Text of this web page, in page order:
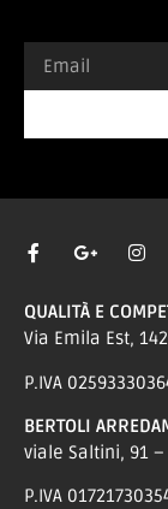
QUALITÀ E
Via Emila Est,
P.IVA
BERTOLI
viale Saltini, 91 –
P.IVA